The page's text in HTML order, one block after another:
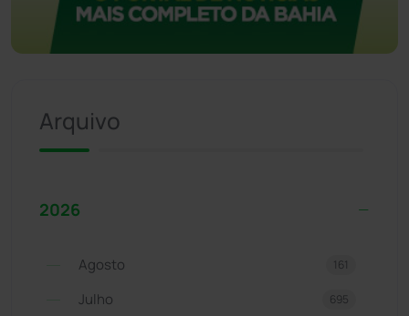
Arquivo
2026
Agosto 161
Julho 695